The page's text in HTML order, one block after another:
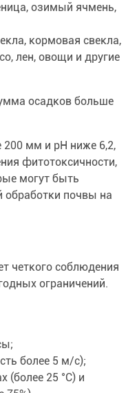
озимый ячмень,
кормовая свекла,
лен, овощи и другие
осадков больше
мм и рН ниже 6,2,
фитотоксичности,
могут быть
обработки почвы на
четкого соблюдения
ограничений.
более 5 м/с);
(более 25 °С) и